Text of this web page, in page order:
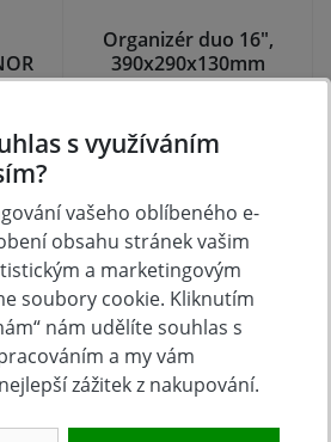
Organizér duo 16",
390x290x130mm
s využíváním
vašeho oblíbeného e-
obsahu stránek vašim
a marketingovým
soubory cookie. Kliknutím
nám udělíte souhlas s
a my vám
zážitek z nakupování.